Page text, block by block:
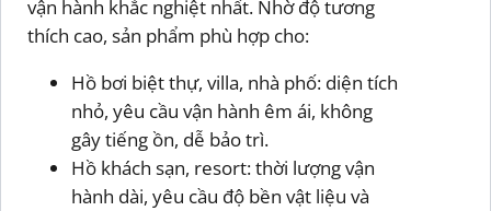
vận hành khắc nghiệt nhất. Nhờ độ tương
thích cao, sản phẩm phù hợp cho:
Hồ bơi biệt thự, villa, nhà phố: diện tích
nhỏ, yêu cầu vận hành êm ái, không
gây tiếng ồn, dễ bảo trì.
Hồ khách sạn, resort: thời lượng vận
hành dài, yêu cầu độ bền vật liệu và